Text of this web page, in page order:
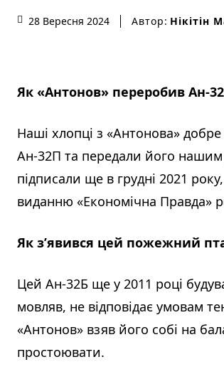
28 Вересня 2024 Автор: Нікітін
Як «Антонов» переробив Ан-
Наші хлопці з «Антонова»
Ан-32П та передали його
підписали ще в грудні 2021
виданню «Економічна Правда»
Як з’явився цей пожежний
Цей Ан-32Б ще у 2011 році
мовляв, не відповідає умовам
«Антонов» взяв його собі на
простоювати.